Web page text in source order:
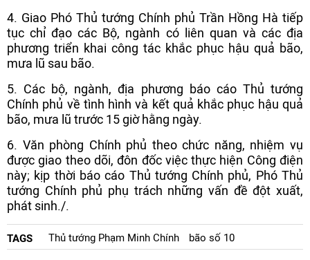
4. Giao Phó Thủ tướng Chính phủ Trần Hồng Hà tiếp
tục chỉ đạo các Bộ, ngành có liên quan và các địa
phương triển khai công tác khắc phục hậu quả bão,
mưa lũ sau bão.
5. Các bộ, ngành, địa phương báo cáo Thủ tướng
Chính phủ về tình hình và kết quả khắc phục hậu quả
bão, mưa lũ trước 15 giờ hằng ngày.
6. Văn phòng Chính phủ theo chức năng, nhiệm vụ
được giao theo dõi, đôn đốc việc thực hiện Công điện
này; kịp thời báo cáo Thủ tướng Chính phủ, Phó Thủ
tướng Chính phủ phụ trách những vấn đề đột xuất,
phát sinh./.
TAGS Thủ tướng Phạm Minh Chính bão số 10